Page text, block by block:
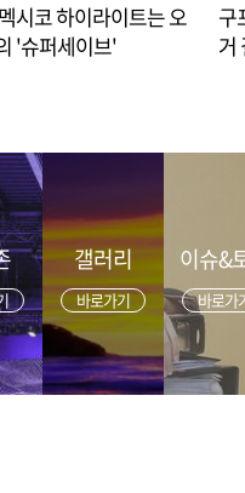
시코 하이라이트는 오
'슈퍼세이브'
구
거
갤러리
바로가기
이슈&
바로가